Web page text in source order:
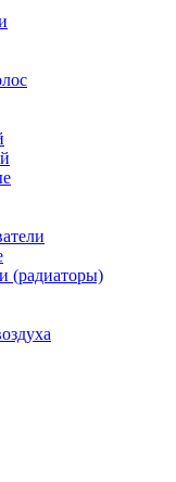
(радиаторы)